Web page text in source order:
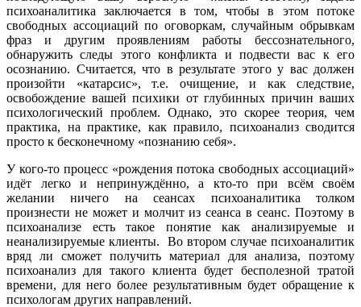
психоаналитика заключается в том, чтобы в этом потоке
свободных ассоциаций по оговоркам, случайным обрывкам
фраз и другим проявлениям работы бессознательного,
обнаружить следы этого конфликта и подвести вас к его
осознанию. Считается, что в результате этого у вас должен
произойти «катарсис», т.е. очищение, и как следствие,
освобождение вашей психики от глубинных причин ваших
психологический проблем. Однако, это скорее теория, чем
практика, на практике, как правило, психоанализ сводится
просто к бесконечному «познанию себя».
У кого-то процесс «рождения потока свободных ассоциаций»
идёт легко и непринуждённо, а кто-то при всём своём
желании ничего на сеансах психоаналитика толком
произнести не может и молчит из сеанса в сеанс. Поэтому в
психоанализе есть такое понятие как анализируемые и
неанализируемые клиенты. Во втором случае психоаналитик
вряд ли сможет получить материал для анализа, поэтому
психоанализ для такого клиента будет бесполезной тратой
времени, для него более результативным будет обращение к
психологам других направлений.